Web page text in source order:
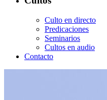
Culto en directo
Predicaciones
Seminarios
Cultos en audio
Contacto